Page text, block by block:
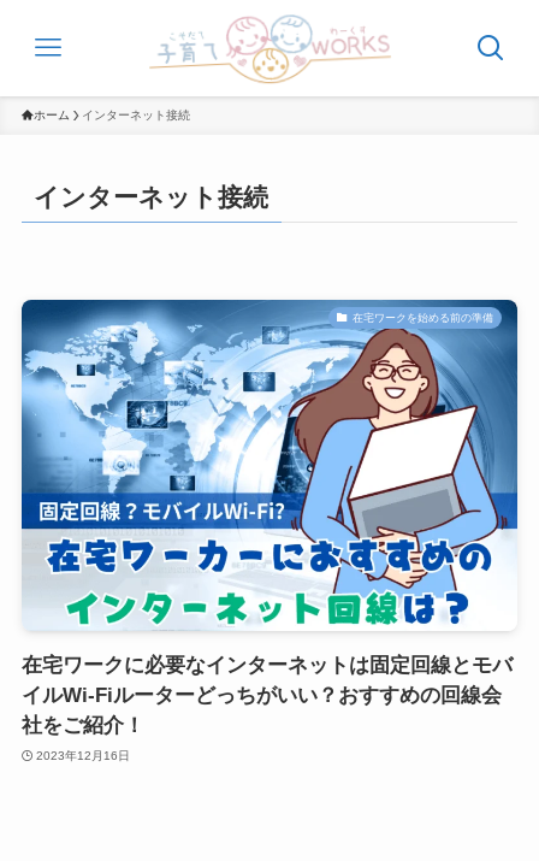
ホーム インターネット接続
インターネット接続
在宅ワークを始める前の準備
在宅ワークに必要なインターネットは固定回線とモバ
イルWi-Fiルーターどっちがいい？おすすめの回線会
社をご紹介！
2023年12月16日